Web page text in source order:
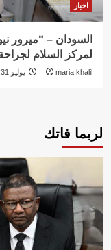
اخبار
السودان – “ميرور
لمركز السلام
maria khalil يوليو 31, 2026
لربما فاتك